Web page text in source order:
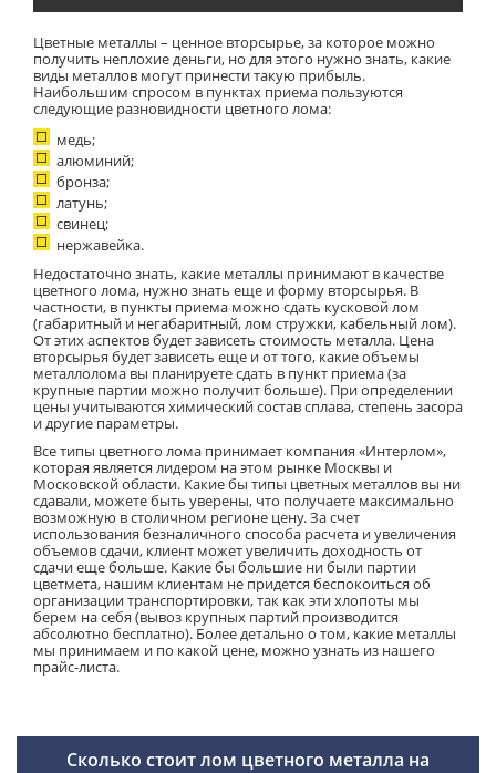
Цветные металлы – ценное вторсырье, за которое можно
получить неплохие деньги, но для этого нужно знать, какие
виды металлов могут принести такую прибыль.
Наибольшим спросом в пунктах приема пользуются
следующие разновидности цветного лома:
медь;
алюминий;
бронза;
латунь;
свинец;
нержавейка.
Недостаточно знать, какие металлы принимают в качестве
цветного лома, нужно знать еще и форму вторсырья. В
частности, в пункты приема можно сдать кусковой лом
(габаритный и негабаритный, лом стружки, кабельный лом).
От этих аспектов будет зависеть стоимость металла. Цена
вторсырья будет зависеть еще и от того, какие объемы
металлолома вы планируете сдать в пункт приема (за
крупные партии можно получит больше). При определении
цены учитываются химический состав сплава, степень засора
и другие параметры.
Все типы цветного лома принимает компания «Интерлом»,
которая является лидером на этом рынке Москвы и
Московской области. Какие бы типы цветных металлов вы ни
сдавали, можете быть уверены, что получаете максимально
возможную в столичном регионе цену. За счет
использования безналичного способа расчета и увеличения
объемов сдачи, клиент может увеличить доходность от
сдачи еще больше. Какие бы большие ни были партии
цветмета, нашим клиентам не придется беспокоиться об
организации транспортировки, так как эти хлопоты мы
берем на себя (вывоз крупных партий производится
абсолютно бесплатно). Более детально о том, какие металлы
мы принимаем и по какой цене, можно узнать из нашего
прайс-листа.
Сколько стоит лом цветного металла на